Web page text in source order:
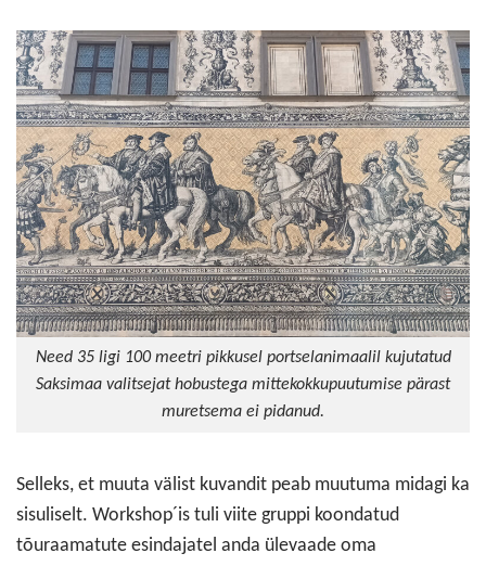
Need 35 ligi 100 meetri pikkusel portselanimaalil kujutatud
Saksimaa valitsejat hobustega mittekokkupuutumise pärast
muretsema ei pidanud.
Selleks, et muuta välist kuvandit peab muutuma midagi ka
sisuliselt. Workshop´is tuli viite gruppi koondatud
tõuraamatute esindajatel anda ülevaade oma